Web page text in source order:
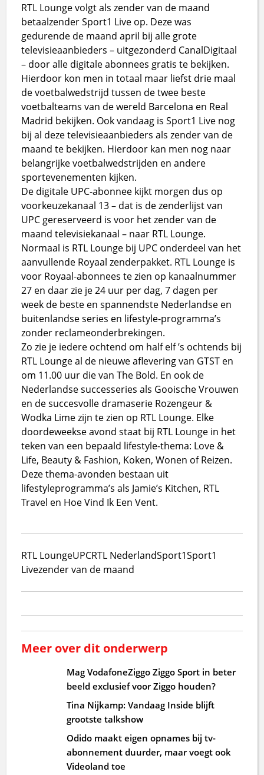
RTL Lounge volgt als zender van de maand
betaalzender Sport1 Live op. Deze was
gedurende de maand april bij alle grote
televisieaanbieders – uitgezonderd CanalDigitaal
– door alle digitale abonnees gratis te bekijken.
Hierdoor kon men in totaal maar liefst drie maal
de voetbalwedstrijd tussen de twee beste
voetbalteams van de wereld Barcelona en Real
Madrid bekijken. Ook vandaag is Sport1 Live nog
bij al deze televisieaanbieders als zender van de
maand te bekijken. Hierdoor kan men nog naar
belangrijke voetbalwedstrijden en andere
sportevenementen kijken.
De digitale UPC-abonnee kijkt morgen dus op
voorkeuzekanaal 13 – dat is de zenderlijst van
UPC gereserveerd is voor het zender van de
maand televisiekanaal – naar RTL Lounge.
Normaal is RTL Lounge bij UPC onderdeel van het
aanvullende Royaal zenderpakket. RTL Lounge is
voor Royaal-abonnees te zien op kanaalnummer
27 en daar zie je 24 uur per dag, 7 dagen per
week de beste en spannendste Nederlandse en
buitenlandse series en lifestyle-programma’s
zonder reclameonderbrekingen.
Zo zie je iedere ochtend om half elf ’s ochtends bij
RTL Lounge al de nieuwe aflevering van GTST en
om 11.00 uur die van The Bold. En ook de
Nederlandse successeries als Gooische Vrouwen
en de succesvolle dramaserie Rozengeur &
Wodka Lime zijn te zien op RTL Lounge. Elke
doordeweekse avond staat bij RTL Lounge in het
teken van een bepaald lifestyle-thema: Love &
Life, Beauty & Fashion, Koken, Wonen of Reizen.
Deze thema-avonden bestaan uit
lifestyleprogramma’s als Jamie’s Kitchen, RTL
Travel en Hoe Vind Ik Een Vent.
RTL LoungeUPCRTL NederlandSport1Sport1
Livezender van de maand
Meer over dit onderwerp
Mag VodafoneZiggo Ziggo Sport in beter
beeld exclusief voor Ziggo houden?
Tina Nijkamp: Vandaag Inside blijft
grootste talkshow
Odido maakt eigen opnames bij tv-
abonnement duurder, maar voegt ook
Videoland toe